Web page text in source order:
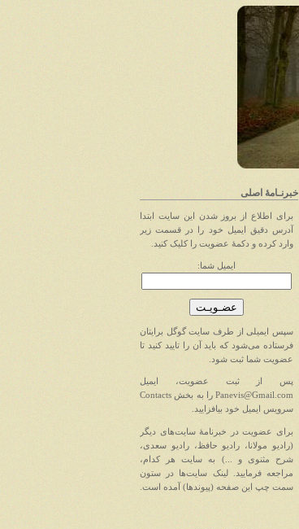
خبرنـامهٔ اصلی
برای اطلاع از بروز شدن این سایت ابتدا
آدرس دقیق ایمیل خود را در قسمت زیر
وارد کرده و دکمهٔ عضویت را کلیک کنید.
ایمیل شما:
سپس ایمیلی از طرف سایت گوگل برایتان
فرستاده می‌شود که باید آن را تایید کنید تا
عضویت شما ثبت شود.
پس از ثبت عضویت، ایمیل
Panevis@Gmail.com را به بخش Contacts
سرویس ایمیل خود بیافزایید.
برای عضویت در خبرنامهٔ سایت‌های دیگر
(رادیو مولانا، رادیو حافظ، رادیو سعدی،
شرح مثنوی و ...) به سایت هر کدام،
مراجعه فرمایید. لینک سایت‌ها در ستون
سمت چپ این صفحه (پیوندها) آمده است.